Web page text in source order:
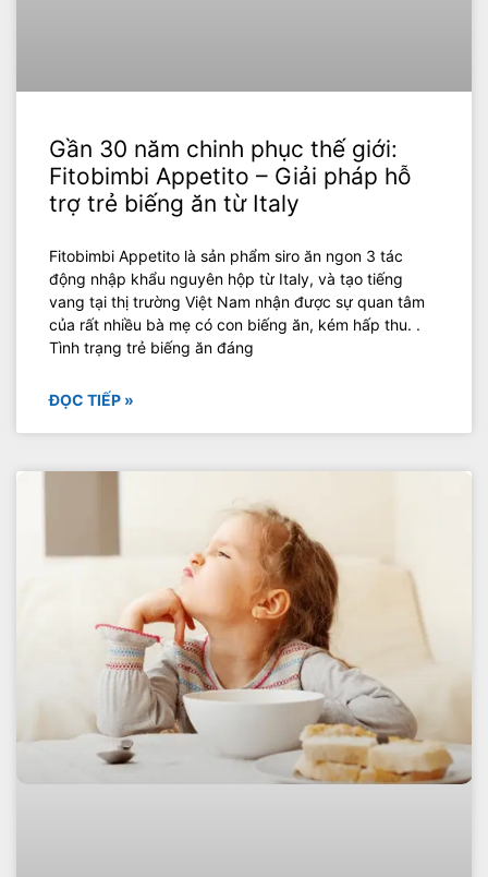
Gần 30 năm chinh phục thế giới:
Fitobimbi Appetito – Giải pháp hỗ
trợ trẻ biếng ăn từ Italy
Fitobimbi Appetito là sản phẩm siro ăn ngon 3 tác
động nhập khẩu nguyên hộp từ Italy, và tạo tiếng
vang tại thị trường Việt Nam nhận được sự quan tâm
của rất nhiều bà mẹ có con biếng ăn, kém hấp thu. .
Tình trạng trẻ biếng ăn đáng
ĐỌC TIẾP »